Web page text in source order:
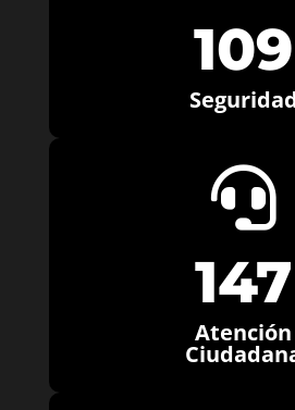
109

147
Atención